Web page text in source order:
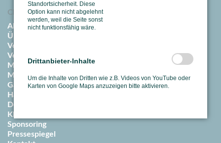
Club
Aktuelles
Über uns
Vorstand
Vereinssatzung & Ordnungen
Mitgliedschaft
Mitglied werden
Gäste
Hallenpreise / Abos
Downloadcenter
Klimaschutz
Sponsoring
Pressespiegel
Standortsicherheit. Diese
Option kann nicht abgelehnt
werden, weil die Seite sonst
nicht funktionsfähig wäre.
Drittanbieter-Inhalte
Um die Inhalte von Dritten wie z.B. Videos von YouTube oder
Karten von Google Maps anzuzeigen bitte aktivieren.